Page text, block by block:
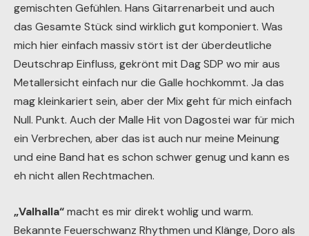
gemischten Gefühlen. Hans Gitarrenarbeit und auch
das Gesamte Stück sind wirklich gut komponiert. Was
mich hier einfach massiv stört ist der überdeutliche
Deutschrap Einfluss, gekrönt mit Dag SDP wo mir aus
Metallersicht einfach nur die Galle hochkommt. Ja das
mag kleinkariert sein, aber der Mix geht für mich einfach
Null. Punkt. Auch der Malle Hit von Dagostei war für mich
ein Verbrechen, aber das ist auch nur meine Meinung
und eine Band hat es schon schwer genug und kann es
eh nicht allen Rechtmachen.
„Valhalla“macht es mir direkt wohlig und warm.
Bekannte Feuerschwanz Rhythmen und Klänge, Doro als